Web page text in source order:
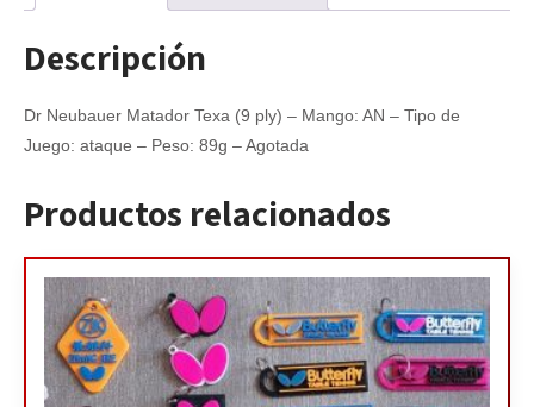
Descripción
Dr Neubauer Matador Texa (9 ply) – Mango: AN – Tipo de
Juego: ataque – Peso: 89g – Agotada
Productos relacionados